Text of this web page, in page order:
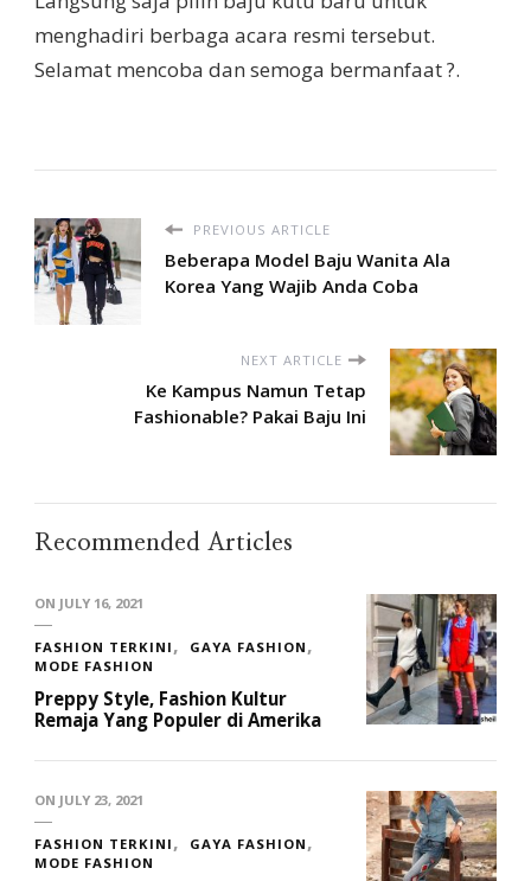
menghadiri berbaga acara resmi tersebut.
Selamat mencoba dan semoga bermanfaat ?.
PREVIOUS ARTICLE
Beberapa Model Baju Wanita Ala
Korea Yang Wajib Anda Coba
NEXT ARTICLE
Ke Kampus Namun Tetap
Fashionable? Pakai Baju Ini
Recommended Articles
ON JULY 16, 2021
FASHION TERKINI
GAYA FASHION
MODE FASHION
Preppy Style, Fashion Kultur
Remaja Yang Populer di Amerika
ON JULY 23, 2021
FASHION TERKINI
GAYA FASHION
MODE FASHION